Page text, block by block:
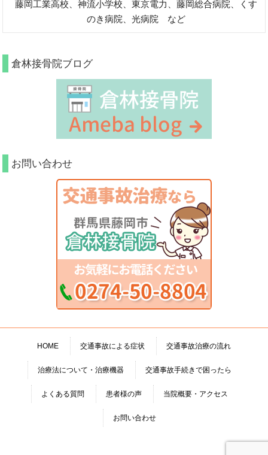
藤岡工業高校、神流小学校、東京電力、藤岡総合病院、くす
のき病院、光病院 など
倉林接骨院ブログ
お問い合わせ
HOME 交通事故による症状 交通事故治療の流れ
治療法について・治療機器 交通事故手続きで困ったら
よくある質問 患者様の声 当院概要・アクセス
お問い合わせ